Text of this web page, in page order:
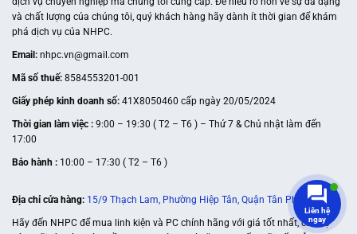
và chất lượng của chúng tôi, quý khách hàng hãy dành ít thời gian để khám
phá dịch vụ của NHPC.
Email: nhpc.vn@gmail.com
Mã số thuế: 8584553201-001
Giấy phép kinh doanh số: 41X8050460 cấp ngày 20/05/2024
Thời gian làm việc : 9:00 – 19:30 ( T2 – T6 ) – Thứ 7 & Chủ nhật làm đến
17:00
Bảo hành : 10:00 – 17:30 ( T2 – T6 )
Địa chỉ cửa hàng: 15/9 Thạch Lam, Phường Hiệp Tân, Quận Tân Phú
Hãy đến NHPC để mua linh kiện và PC chính hãng với giá tốt nhất, chế độ
Liên hệ
ngay